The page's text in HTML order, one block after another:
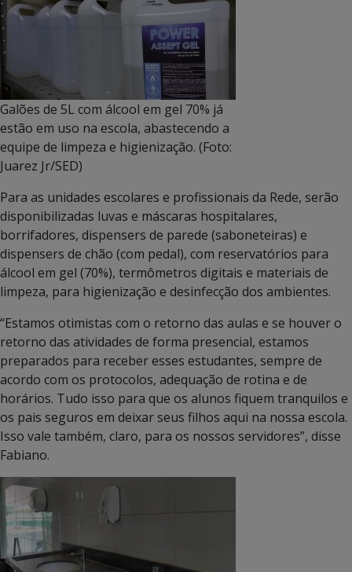
Galões de 5L com álcool em gel 70% já
estão em uso na escola, abastecendo a
equipe de limpeza e higienização. (Foto:
Juarez Jr/SED)
Para as unidades escolares e profissionais da Rede, serão
disponibilizadas luvas e máscaras hospitalares,
borrifadores, dispensers de parede (saboneteiras) e
dispensers de chão (com pedal), com reservatórios para
álcool em gel (70%), termômetros digitais e materiais de
limpeza, para higienização e desinfecção dos ambientes.
“Estamos otimistas com o retorno das aulas e se houver o
retorno das atividades de forma presencial, estamos
preparados para receber esses estudantes, sempre de
acordo com os protocolos, adequação de rotina e de
horários. Tudo isso para que os alunos fiquem tranquilos e
os pais seguros em deixar seus filhos aqui na nossa escola.
Isso vale também, claro, para os nossos servidores”, disse
Fabiano.